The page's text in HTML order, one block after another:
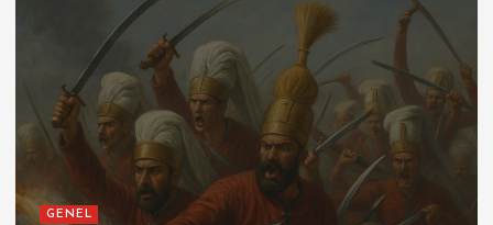
GENEL SPOR